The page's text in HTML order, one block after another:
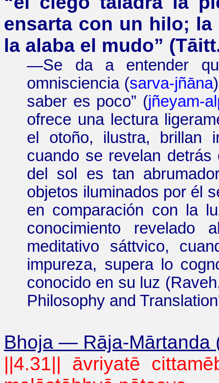
ensarta con un hilo;
la alaba el mudo” (Tāitt
—Se da a entender
omnisciencia (sarva-jñāna
saber es poco” (jñeyam-
ofrece una lectura
el otoño, ilustra, brillan
cuando se revelan
del sol es tan
objetos iluminados por él
en comparación con la
conocimiento revelado
meditativo sáttvico,
impureza, supera lo
conocido en su luz (Raveh
Philosophy andTranslation
Bhoja — Rāja-Mārtanda
||4.31|| āvriyatē